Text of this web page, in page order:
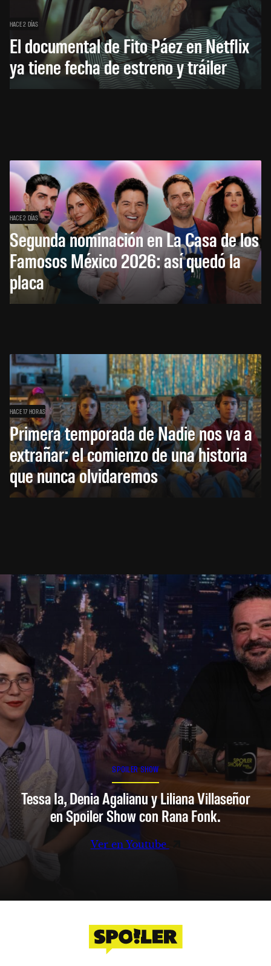
HACE 2 DÍAS
El documental de Fito Páez en Netflix
ya tiene fecha de estreno y tráiler
HACE 2 DÍAS
Segunda nominación en La Casa de los
Famosos México 2026: así quedó la
placa
HACE 17 HORAS
Primera temporada de Nadie nos va a
extrañar: el comienzo de una historia
que nunca olvidaremos
SPOILER SHOW
Tessa Ia, Denia Agalianu y Liliana Villaseñor
en Spoiler Show con Rana Fonk.
Ver en Youtube